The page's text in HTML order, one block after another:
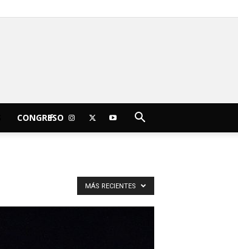
CONGRESO
MÁS RECIENTES